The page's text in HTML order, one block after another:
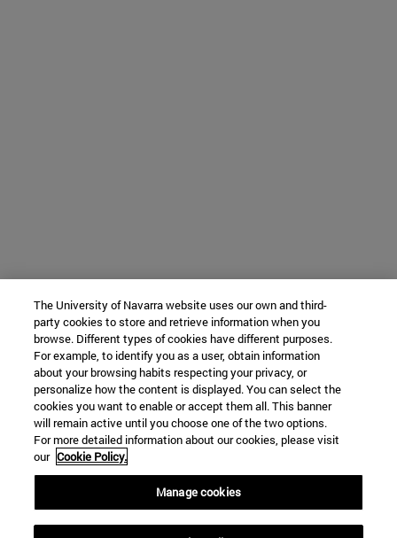
The University of Navarra website uses our own and third-
party cookies to store and retrieve information when you
browse. Different types of cookies have different purposes.
For example, to identify you as a user, obtain information
about your browsing habits respecting your privacy, or
personalize how the content is displayed. You can select the
cookies you want to enable or accept them all. This banner
will remain active until you choose one of the two options.
For more detailed information about our cookies, please visit
our Cookie Policy.
Manage cookies